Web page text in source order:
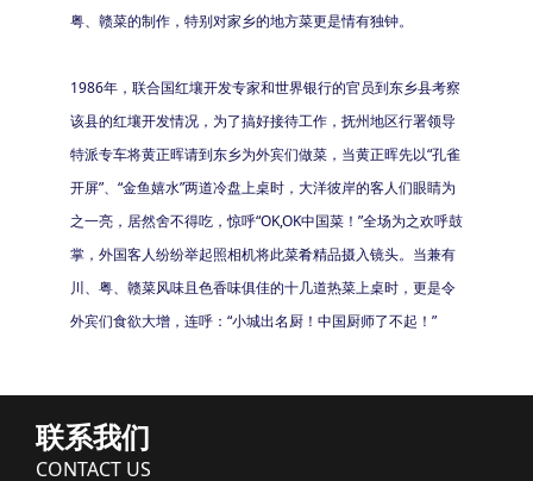
粤、赣菜的制作，特别对家乡的地方菜更是情有独钟。
1986年，联合国红壤开发专家和世界银行的官员到东乡县考察
该县的红壤开发情况，为了搞好接待工作，抚州地区行署领导
特派专车将黄正晖请到东乡为外宾们做菜，当黄正晖先以“孔雀
开屏”、“金鱼嬉水”两道冷盘上桌时，大洋彼岸的客人们眼睛为
之一亮，居然舍不得吃，惊呼“OK,OK中国菜！”全场为之欢呼鼓
掌，外国客人纷纷举起照相机将此菜肴精品摄入镜头。当兼有
川、粤、赣菜风味且色香味俱佳的十几道热菜上桌时，更是令
外宾们食欲大增，连呼：“小城出名厨！中国厨师了不起！”
联系我们
CONTACT US